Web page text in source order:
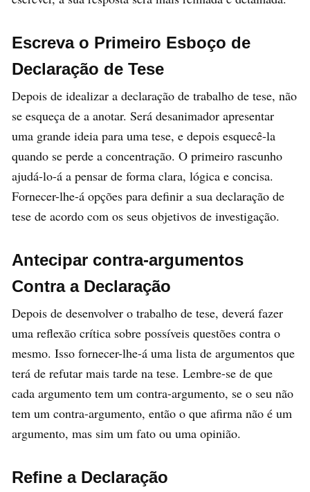
Escreva o Primeiro Esboço de
Declaração de Tese
Depois de idealizar a declaração de trabalho de tese, não
se esqueça de a anotar. Será desanimador apresentar
uma grande ideia para uma tese, e depois esquecê-la
quando se perde a concentração. O primeiro rascunho
ajudá-lo-á a pensar de forma clara, lógica e concisa.
Fornecer-lhe-á opções para definir a sua declaração de
tese de acordo com os seus objetivos de investigação.
Antecipar contra-argumentos
Contra a Declaração
Depois de desenvolver o trabalho de tese, deverá fazer
uma reflexão crítica sobre possíveis questões contra o
mesmo. Isso fornecer-lhe-á uma lista de argumentos que
terá de refutar mais tarde na tese. Lembre-se de que
cada argumento tem um contra-argumento, se o seu não
tem um contra-argumento, então o que afirma não é um
argumento, mas sim um fato ou uma opinião.
Refine a Declaração